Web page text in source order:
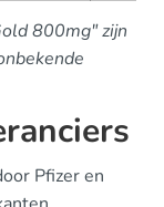
800mg" zijn
Pfizer en